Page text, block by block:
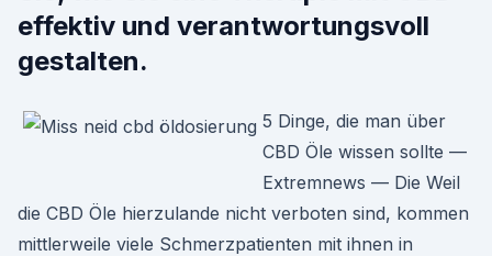
effektiv und verantwortungsvoll
gestalten.
5 Dinge, die man über
CBD Öle wissen sollte —
Extremnews — Die Weil
die CBD Öle hierzulande nicht verboten sind, kommen
mittlerweile viele Schmerzpatienten mit ihnen in